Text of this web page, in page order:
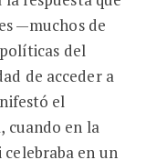
—muchos de
del
de acceder a
el
cuando en la
en un